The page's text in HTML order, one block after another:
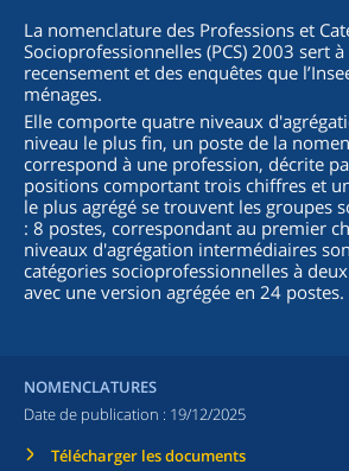
La nomenclature des Professions et
Socioprofessionnelles (PCS) 2003 sert
recensement et des enquêtes que
ménages.
Elle comporte quatre niveaux
niveau le plus fin, un poste de la
correspond à une profession, décrite
positions comportant trois chiffres et
le plus agrégé se trouvent les groupes
: 8 postes, correspondant au premier
niveaux d'agrégation intermédiaires
catégories socioprofessionnelles à
avec une version agrégée en 24 postes.
NOMENCLATURES
Date de publication : 19/12/2025
Télécharger les documents